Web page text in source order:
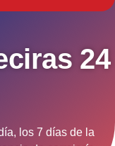
24
los 7 días de la